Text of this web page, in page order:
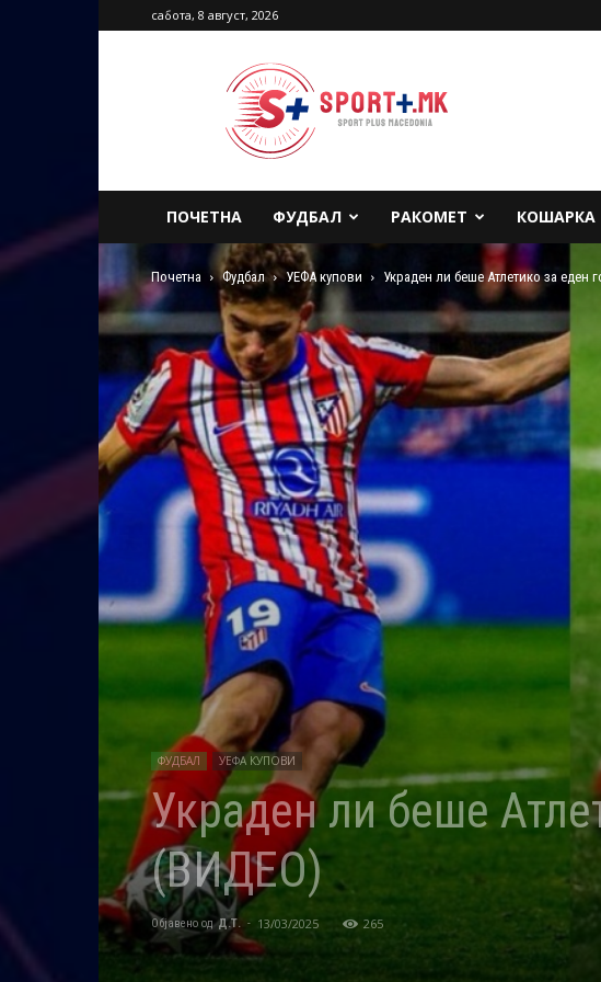
сабота, 8 август, 2026
Sport
Plus
Macedonia
ПОЧЕТНА ФУДБАЛ РАКОМЕТ КОШАРКА
Почетна Фудбал УЕФА купови Украден ли беше Атлетико за еден
ФУДБАЛ УЕФА КУПОВИ
Украден ли беше
(ВИДЕО)
Објавено од Д.Т. - 13/03/2025 265